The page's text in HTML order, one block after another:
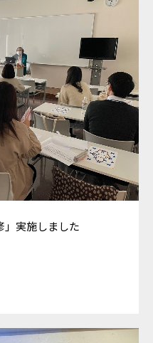
」実施しました